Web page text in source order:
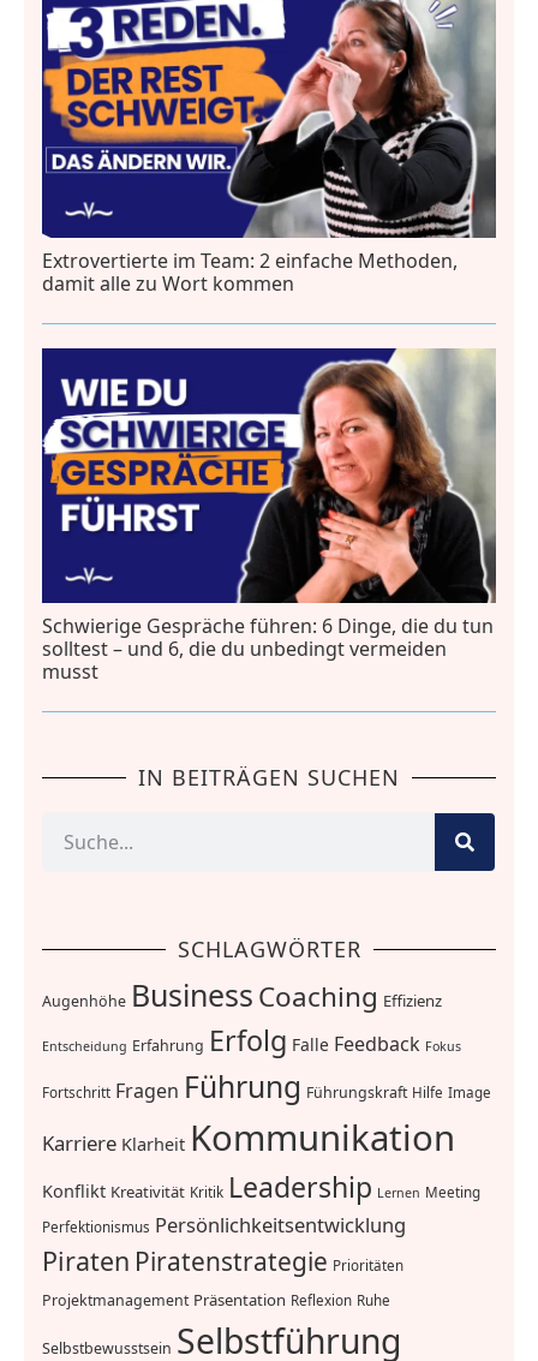
Extrovertierte im Team: 2 einfache Methoden,
damit alle zu Wort kommen
Schwierige Gespräche führen: 6 Dinge, die du tun
solltest – und 6, die du unbedingt vermeiden
musst
IN BEITRÄGEN SUCHEN
SCHLAGWÖRTER
Augenhöhe BusinessCoaching Effizienz
Entscheidung Erfahrung Erfolg Falle Feedback Fokus
Fortschritt Fragen Führung Führungskraft Hilfe Image
Karriere Klarheit Kommunikation
Konflikt Kreativität Kritik Leadership Lernen Meeting
Perfektionismus Persönlichkeitsentwicklung
Piraten Piratenstrategie Prioritäten
Projektmanagement Präsentation Reflexion Ruhe
Selbstbewusstsein Selbstführung